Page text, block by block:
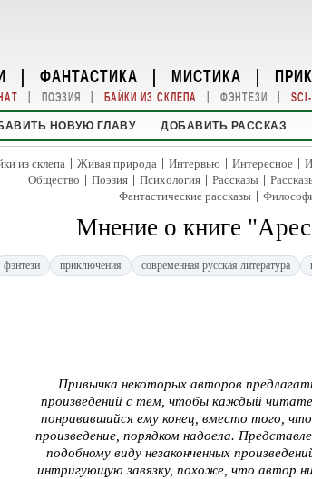
| ФАНТАСТИКА | МИСТИКА |
| ПОЭЗИЯ | БАЙКИ ИЗ СКЛЕПА | ФЭНТЕЗИ |
НОВУЮ ГЛАВУ ДОБАВИТЬ РАССКАЗ
из склепа | Живая природа | Интервью | Интересное |
Общество | Поэзия | Психология | Рассказы |
Фантастические рассказы |
Мнение о книге
фэнтези приключения современная русская литература
Привычка некоторых авторов
произведений с тем, чтобы каждый
понравившийся ему конец, вместо того,
произведение, порядком надоела.
подобному виду незаконченных
интригующую завязку, похоже, что автор